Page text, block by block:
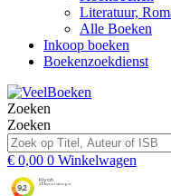
Literatuur,
Alle Boeken
Inkoop boeken
Boekenzoekdienst
Zoeken
Zoeken
€ 0,00 0 Winkelwagen